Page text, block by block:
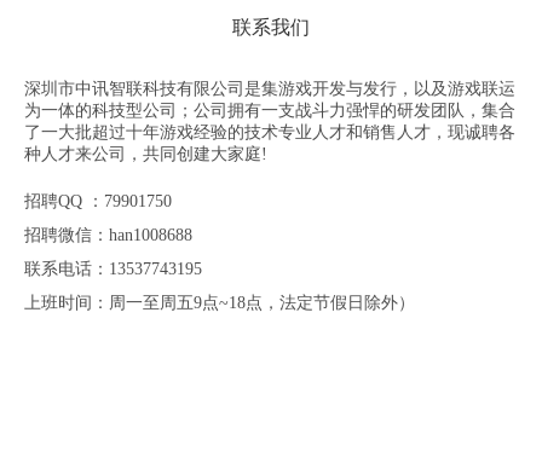
联系我们
深圳市中讯智联科技有限公司是集游戏开发与发行，以及游戏联运
为一体的科技型公司；公司拥有一支战斗力强悍的研发团队，集合
了一大批超过十年游戏经验的技术专业人才和销售人才，现诚聘各
种人才来公司，共同创建大家庭!
招聘QQ ：79901750
招聘微信：han1008688
联系电话：13537743195
上班时间：周一至周五9点~18点，法定节假日除外）